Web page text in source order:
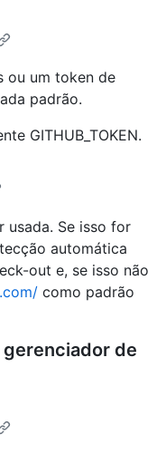
ou um token de
padrão.
GITHUB_TOKEN.
usada. Se isso for
automática
out e, se isso não
como padrão
de